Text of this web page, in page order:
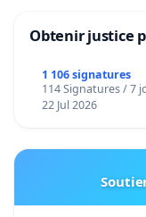
Obtenir justice
1 106 signatures
114 Signatures / 7
22 Jul 2026